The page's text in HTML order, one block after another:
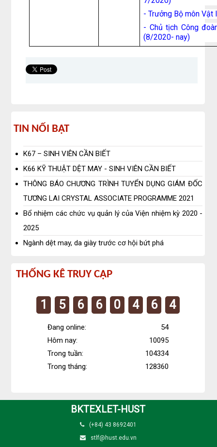
- Trưởng Bộ môn Vật
- Chủ tịch Công
(8/2020- nay)
Tin
nổi
bật
TIN NỔI BẬT
K67 – SINH VIÊN CẦN BIẾT
K66 KỸ THUẬT DỆT MAY - SINH VIÊN CẦN BIẾT
THÔNG BÁO CHƯƠNG TRÌNH TUYỂN DỤNG GIÁM ĐỐC
TƯƠNG LAI CRYSTAL ASSOCIATE PROGRAMME 2021
Bổ nhiệm các chức vụ quản lý của Viện nhiệm kỳ 2020 -
2025
Ngành dệt may, da giày trước cơ hội bứt phá
Thống
truy
THỐNG KÊ TRUY CẬP
1 5 6 6 0 4 6 4
Đang online:
54
Hôm nay:
10095
Trong tuần:
104334
Trong tháng:
128360
BKTEXLET-HUST
(+84) 43 8692401
stlf@hust.edu.vn